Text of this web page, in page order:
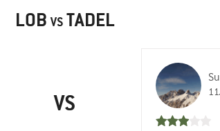
LOB VS TADEL
VS